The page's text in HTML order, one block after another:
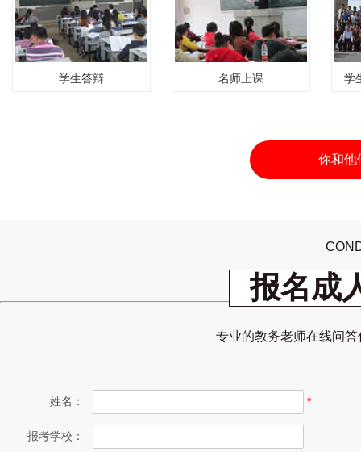
学生答辩 名师上课 学
你和他
报名成
专业的教务老师在线问
姓名： *
报考学校：